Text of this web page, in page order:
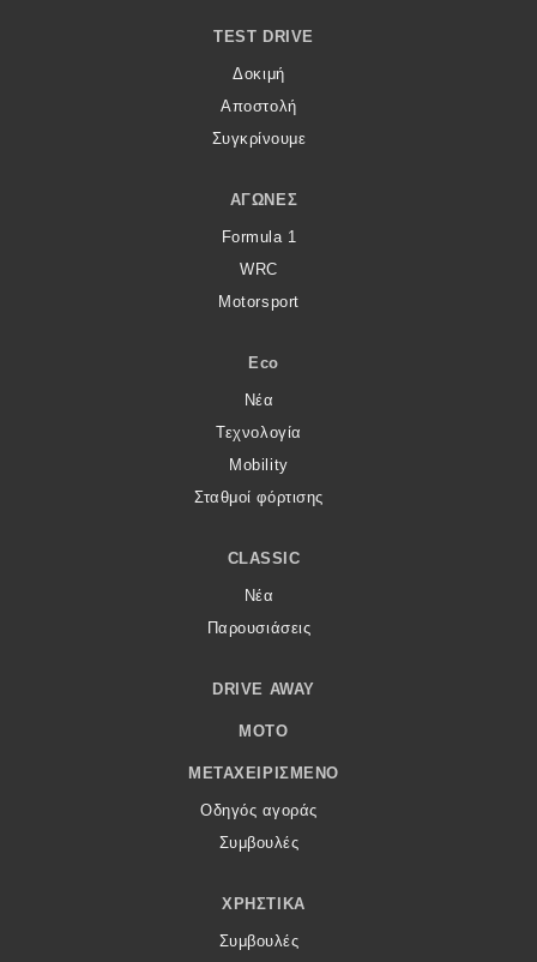
TEST DRIVE
Δοκιμή
Αποστολή
Συγκρίνουμε
ΑΓΏΝΕΣ
Formula 1
WRC
Motorsport
Eco
Νέα
Τεχνολογία
Mobility
Σταθμοί φόρτισης
CLASSIC
Νέα
Παρουσιάσεις
DRIVE AWAY
MOTO
ΜΕΤΑΧΕΙΡΙΣΜΈΝΟ
Οδηγός αγοράς
Συμβουλές
ΧΡΗΣΤΙΚΆ
Συμβουλές